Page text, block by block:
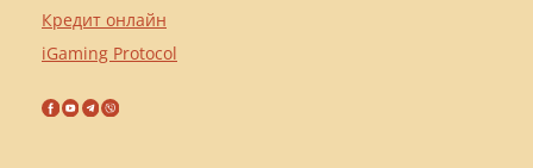
Кредит онлайн
iGaming Protocol